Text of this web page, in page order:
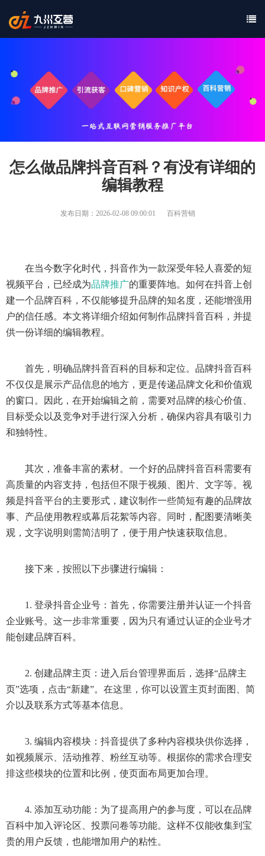
怎么做品牌抖音百科？有没有详细的
编辑教程
发布日期：2026-02-08 09:00:01 百科营销
在当今数字化时代，抖音作为一款深受年轻人喜爱的短
视频平台，已经成为品牌推广的重要阵地。如何在抖音上创
建一个品牌百科，不仅能够提升品牌的知名度，还能增强用
户的信任感。本文将详细介绍如何制作品牌抖音百科，并提
供一份详细的编辑教程。
首先，明确品牌抖音百科的目标和定位。品牌抖音百科
不仅仅是展示产品信息的地方，更是传递品牌文化和价值观
的窗口。因此，在开始编辑之前，需要对品牌的核心价值、
目标受众以及竞争对手进行深入分析，确保内容具有吸引力
和独特性。
其次，准备丰富的素材。一个好的品牌抖音百科需要有
高质量的内容支持，包括但不限于视频、图片、文字等。视
频是抖音平台的主要形式，建议制作一些简短有趣的品牌故
事、产品使用教程或幕后花絮等内容。同时，配图要清晰美
观，文字说明则需简洁明了，便于用户快速获取信息。
接下来，按照以下步骤进行编辑：
1. 登录抖音企业号：首先，你需要注册并认证一个抖音
企业账号。这一步非常重要，因为只有通过认证的企业号才
能创建品牌百科。
2. 创建品牌主页：进入后台管理界面后，选择“品牌主
页”选项，点击“新建”。在这里，你可以设置主页封面图、简
介以及联系方式等基本信息。
3. 编辑内容模块：抖音提供了多种内容模块供你选择，
如视频展示、活动推荐、粉丝互动等。根据你的需求合理安
排这些模块的位置和比例，使页面布局更加合理。
4. 添加互动功能：为了提高用户的参与度，可以在品牌
百科中加入评论区、投票问卷等功能。这样不仅能收集到宝
贵的用户反馈，也能增加用户的粘性。